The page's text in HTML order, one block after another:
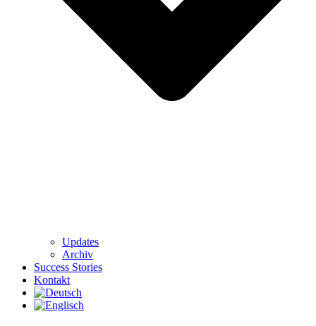
Updates
Archiv
Success Stories
Kontakt